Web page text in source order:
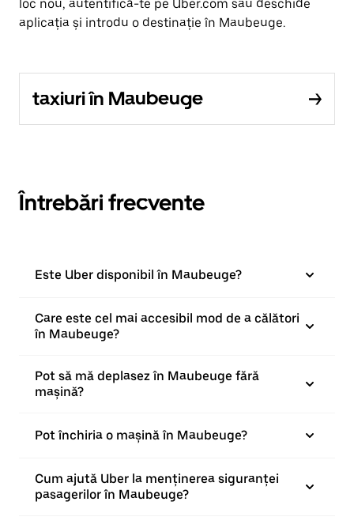
loc nou, autentifică-te pe Uber.com sau deschide
aplicația și introdu o destinație în Maubeuge.
taxiuri în Maubeuge
Întrebări frecvente
Este Uber disponibil în Maubeuge?
Care este cel mai accesibil mod de a călători
în Maubeuge?
Pot să mă deplasez în Maubeuge fără
mașină?
Pot închiria o mașină în Maubeuge?
Cum ajută Uber la menținerea siguranței
pasagerilor în Maubeuge?